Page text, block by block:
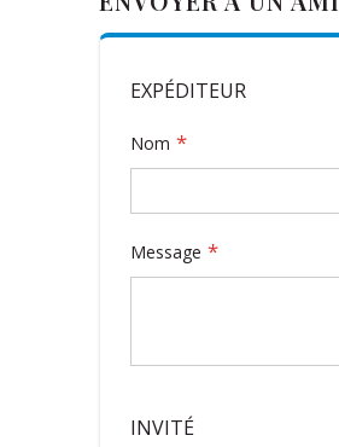
EXPÉDITEUR
Nom
Message
INVITÉ